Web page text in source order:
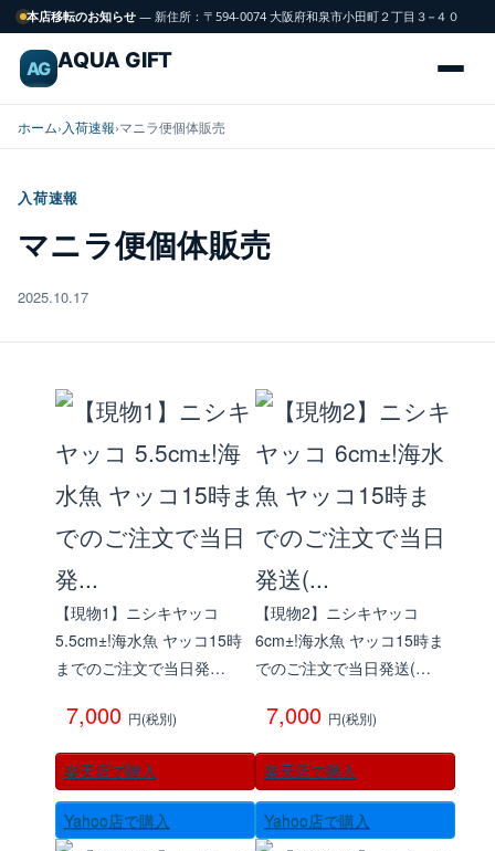
本店移転のお知らせ — 新住所：〒594-0074 大阪府和泉市小田町２丁目３−４０
AG AQUA GIFT
海
水
魚
飼育用品GEAR
水槽 TANK
R 楽天店で購入
ホーム› 入荷速報›マニラ便個体販売
入荷速報
マニラ便個体販売
2025.10.17
【現物1】ニシキヤッコ
5.5cm±!海水魚 ヤッコ15時
までのご注文で当日発…
7,000 円(税別)
楽天店で購入
Yahoo店で購入
【現物2】ニシキヤッコ
6cm±!海水魚 ヤッコ15時ま
でのご注文で当日発送(…
7,000 円(税別)
楽天店で購入
Yahoo店で購入